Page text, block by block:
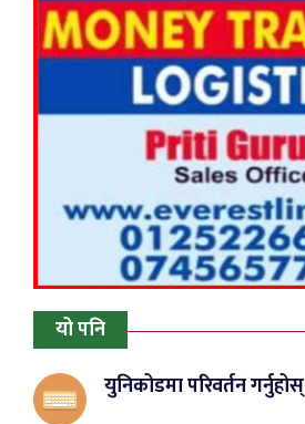
यो पनि
युनिकोडमा परिवर्तन गर्नुहोस्